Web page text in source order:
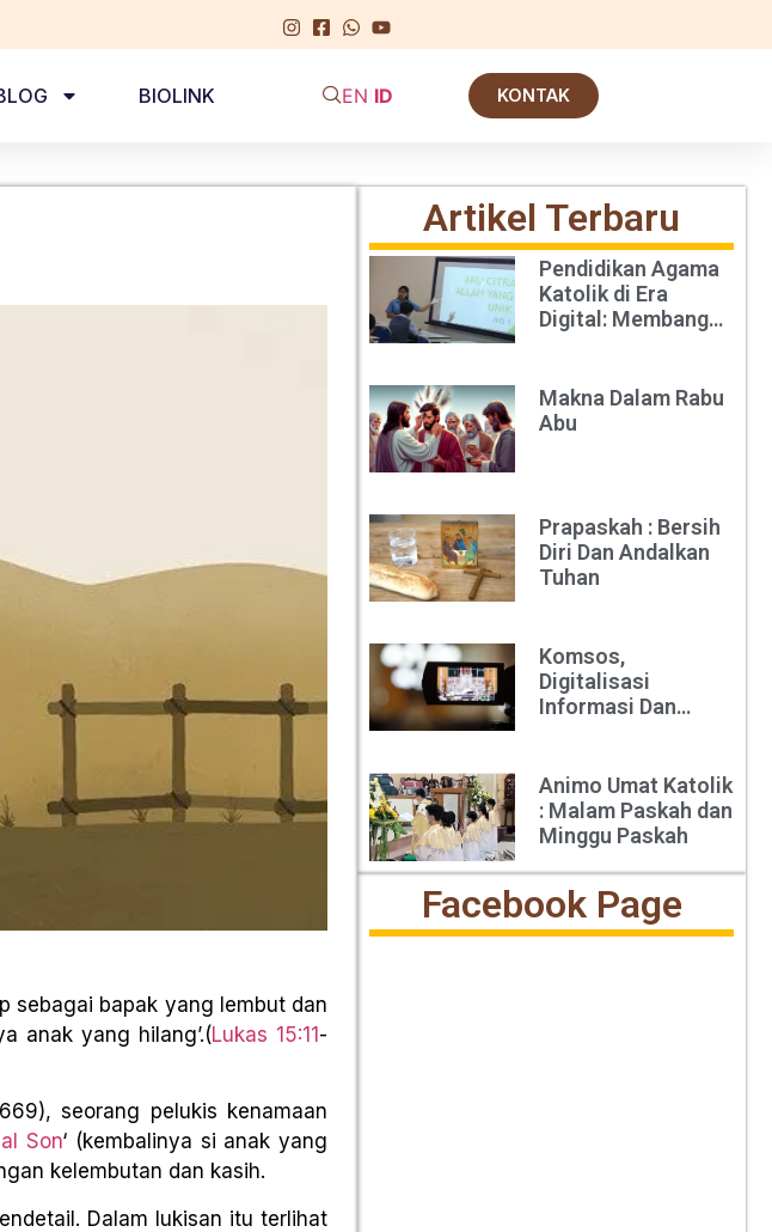
BIOLINK EN ID KONTAK
sebagai bapak yang lembut dan
anak yang hilang’.(Lukas 15:11-
seorang pelukis kenamaan
Son‘ (kembalinya si anak yang
kelembutan dan kasih.
Dalam lukisan itu terlihat
Artikel Terbaru
Pendidikan Agama
Katolik di Era
Digital: Membangun
Teknologi
Makna Dalam Rabu
Abu
Prapaskah : Bersih
Diri Dan Andalkan
Tuhan
Komsos,
Digitalisasi
Informasi Dan
Refleksi Seribu Hari
Melayani
Animo Umat Katolik
: Malam Paskah dan
Minggu Paskah
Facebook Page